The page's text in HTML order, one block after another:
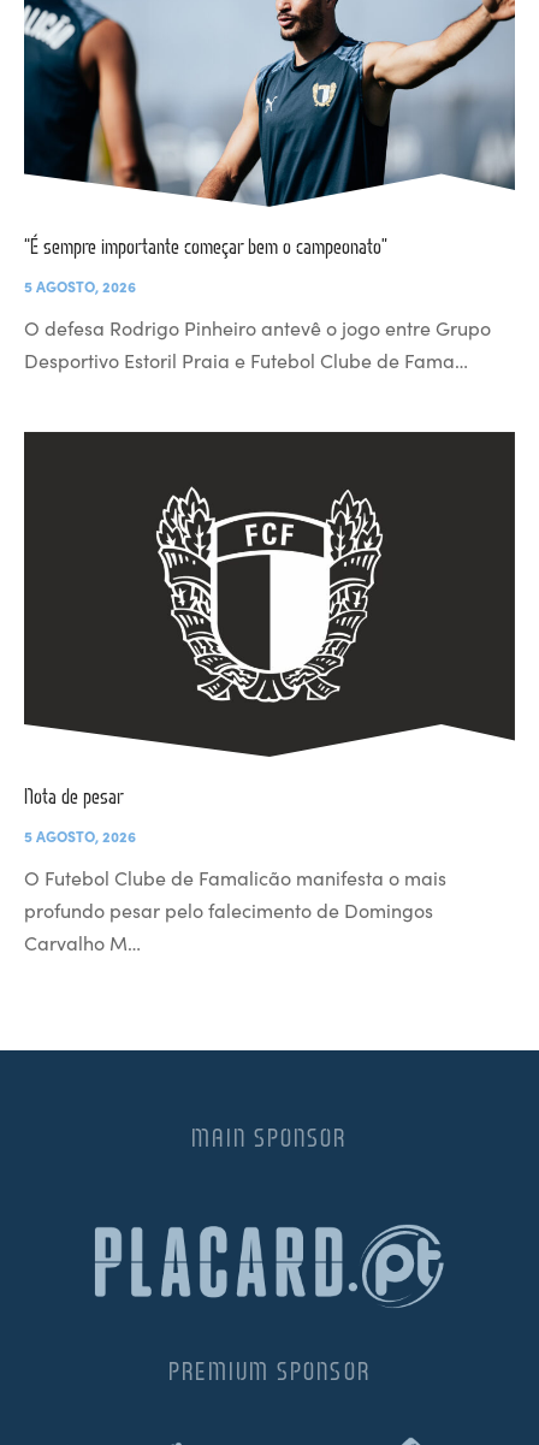
“É sempre importante começar bem o campeonato”
5 AGOSTO, 2026
O defesa Rodrigo Pinheiro antevê o jogo entre Grupo
Desportivo Estoril Praia e Futebol Clube de Fama…
Nota de pesar
5 AGOSTO, 2026
O Futebol Clube de Famalicão manifesta o mais
profundo pesar pelo falecimento de Domingos
Carvalho M…
MAIN SPONSOR
PREMIUM SPONSOR